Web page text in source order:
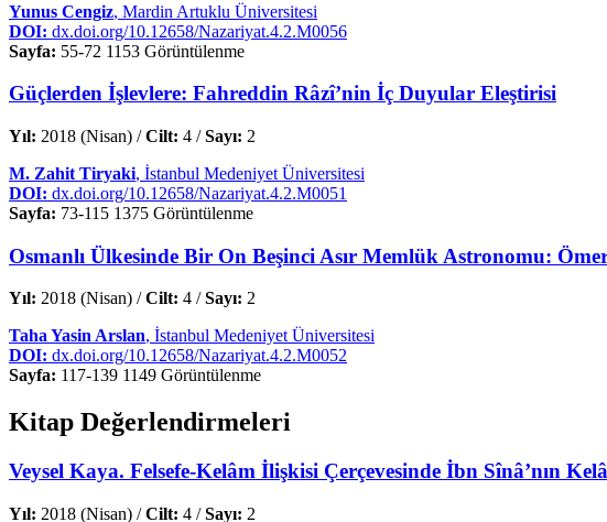
Yunus Cengiz, Mardin Artuklu Üniversitesi
DOI: dx.doi.org/10.12658/Nazariyat.4.2.M0056
Sayfa: 55-72 1153 Görüntülenme
Güçlerden İşlevlere: Fahreddin Râzî’nin İç Duyular Eleştirisi
Yıl: 2018 (Nisan) /Cilt: 4 /Sayı: 2
M. Zahit Tiryaki, İstanbul Medeniyet Üniversitesi
DOI: dx.doi.org/10.12658/Nazariyat.4.2.M0051
Sayfa: 73-115 1375 Görüntülenme
Osmanlı Ülkesinde Bir On Beşinci Asır Memlük Astronomu:
Yıl: 2018 (Nisan) /Cilt: 4 /Sayı: 2
Taha Yasin Arslan, İstanbul Medeniyet Üniversitesi
DOI: dx.doi.org/10.12658/Nazariyat.4.2.M0052
Sayfa: 117-139 1149 Görüntülenme
Kitap Değerlendirmeleri
Veysel Kaya. Felsefe-Kelâm İlişkisi Çerçevesinde İbn Sînâ’nın
Yıl: 2018 (Nisan) /Cilt: 4 /Sayı: 2